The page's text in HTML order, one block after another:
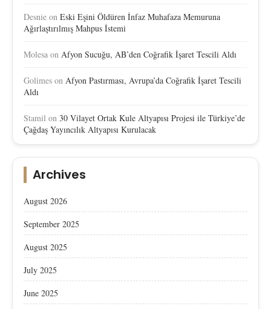
Desnie on Eski Eşini Öldüren İnfaz Muhafaza Memuruna
Ağırlaştırılmış Mahpus İstemi
Molesa on Afyon Sucuğu, AB’den Coğrafik İşaret Tescili Aldı
Golimes on Afyon Pastırması, Avrupa’da Coğrafik İşaret Tescili
Aldı
Stamil on 30 Vilayet Ortak Kule Altyapısı Projesi ile Türkiye’de
Çağdaş Yayıncılık Altyapısı Kurulacak
Archives
August 2026
September 2025
August 2025
July 2025
June 2025